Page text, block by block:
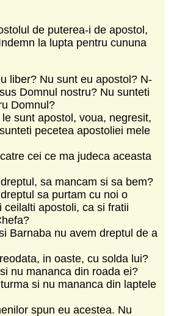
de puterea-i de apostol,
la lupta pentru cununa
liber? Nu sunt eu apostol? N-
Domnul nostru? Nu sunteti
Domnul?
sunt apostol, voua, negresit,
pecetea apostoliei mele
cei ce ma judeca aceasta
sa mancam si sa bem?
sa purtam cu noi o
ceilalti apostoli, ca si fratii
Barnaba nu avem dreptul de a
in oaste, cu solda lui?
nu mananca din roada ei?
si nu mananca din laptele
spun eu acestea. Nu